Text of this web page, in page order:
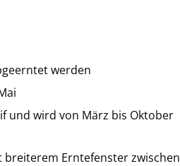
werden
und wird von März bis Oktober
breiterem Erntefenster zwischen